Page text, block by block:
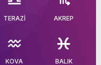
TERAZİ AKREP
KOVA BALIK